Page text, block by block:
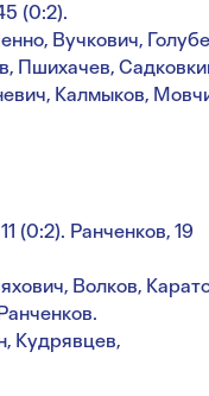
(0:2).
Вучкович,
Пшихачев,
Калмыков,
(0:2). Ранченков, 19
Волков,
Кудрявцев,